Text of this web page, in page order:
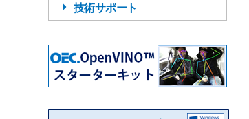
技術サポート